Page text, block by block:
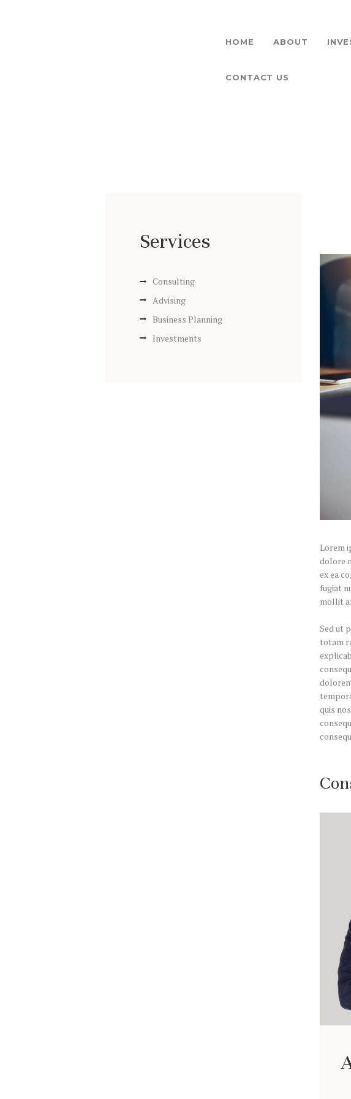
HOME ABOUT
CONTACT US
ABOUT
Lorem
dolore
ex ea
fugiat
mollit
Sed ut
totam
quis
Services
Consulting
Advising
Business Planning
Investments